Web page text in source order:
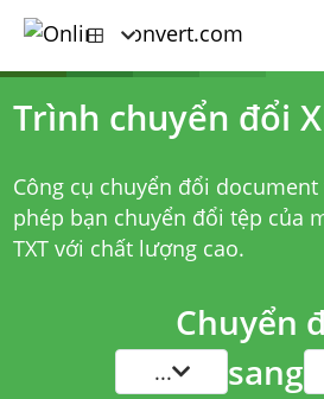
Trình chuyển đổi
Công cụ chuyển đổi
phép bạn chuyển đổi tệp của
TXT với chất lượng cao.
Chuyển
... sang